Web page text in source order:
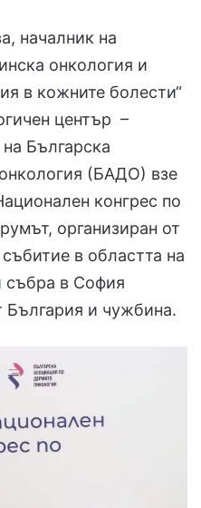
началник на
онкология и
в кожните болести“
център –
Българска
(БАДО) взе
конгрес по
организиран от
в областта на
събра в София
България и чужбина.